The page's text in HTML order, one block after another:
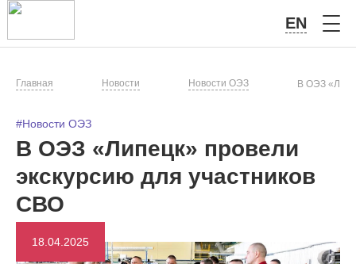
EN
Главная Новости Новости ОЭЗ В ОЭЗ
#Новости ОЭЗ
В ОЭЗ «Липецк» провели
экскурсию для участников
СВО
18.04.2025